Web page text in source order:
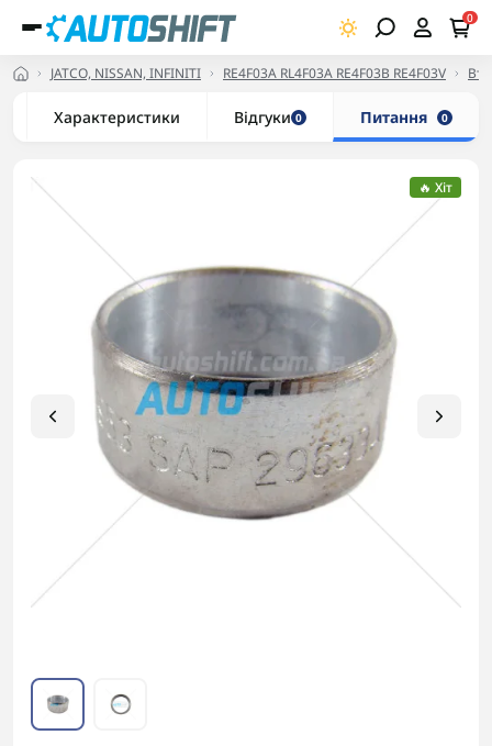
0
JATCO, NISSAN, INFINITI RE4F03A RL4F03A RE4F03B RE4F03V
Характеристики Відгуки 0 Питання 0
🔥 Хіт